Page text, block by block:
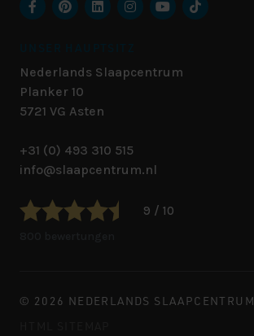
Nederlands Slaapcentrum
Planker 10
5721 VG Asten
+31 (0) 493 310 515
info@slaapcentrum.nl
9 / 10
© 2026 NEDERLANDS SLAAPCENTRUM